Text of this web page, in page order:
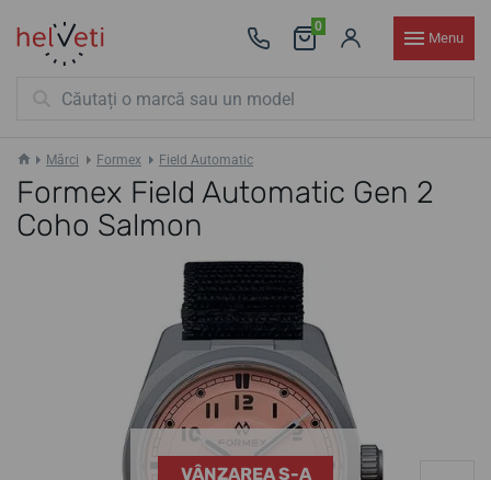
0
Menu
Mărci Formex Field Automatic
Formex Field Automatic Gen 2
Coho Salmon
VÂNZAREA S-A